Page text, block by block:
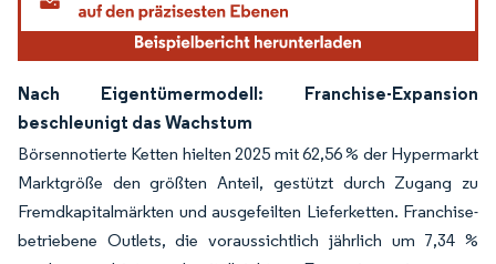
Nach Eigentümermodell: Franchise-Expansion
beschleunigt das Wachstum
Börsennotierte Ketten hielten 2025 mit 62,56 % der Hypermarkt
Marktgröße den größten Anteil, gestützt durch Zugang zu
Fremdkapitalmärkten und ausgefeilten Lieferketten. Franchise-
betriebene Outlets, die voraussichtlich jährlich um 7,34 %